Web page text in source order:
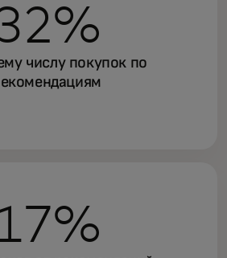
числу покупок по